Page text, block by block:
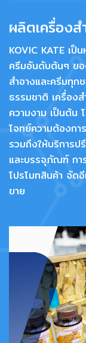
ผลิตเครื่อง
KOVIC KATE เป็
ครีมอันดับต้นๆ ขอ
สำอางและครีมทุก
ธรรมชาติ เครื่อง
ความงาม เป็นต้น
โจทย์ความต้องก
รวมถึงให้บริการป
และบรรจุภัณฑ์ กา
โปรโมทสินค้า จัด
ขาย